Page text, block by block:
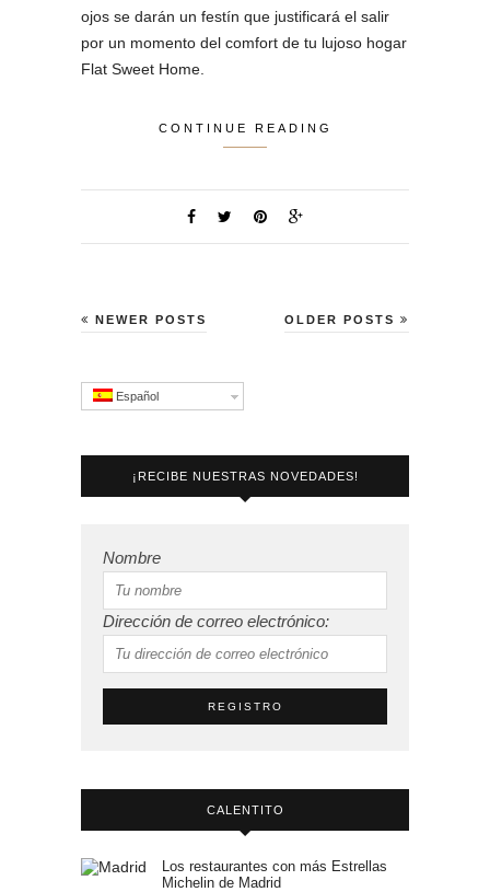
ojos se darán un festín que justificará el salir
por un momento del comfort de tu lujoso hogar
Flat Sweet Home.
CONTINUE READING
OLDER POSTS
NEWER POSTS
Español
¡RECIBE NUESTRAS NOVEDADES!
Nombre
Dirección de correo electrónico:
CALENTITO
Los restaurantes con más Estrellas
Michelin de Madrid